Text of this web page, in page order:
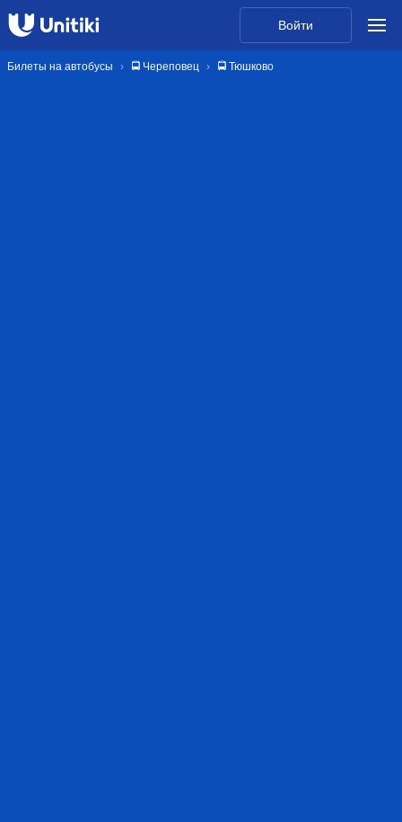
Войти
Билеты на автобусы 🚍 Череповец 🚍 Тюшково